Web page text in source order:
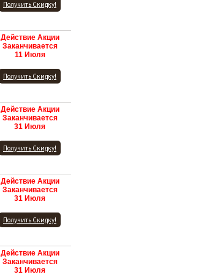
Получить Скидку!
Действие Акции
Заканчивается
11 Июля
Получить Скидку!
Действие Акции
Заканчивается
31 Июля
Получить Скидку!
Действие Акции
Заканчивается
31 Июля
Получить Скидку!
Действие Акции
Заканчивается
31 Июля